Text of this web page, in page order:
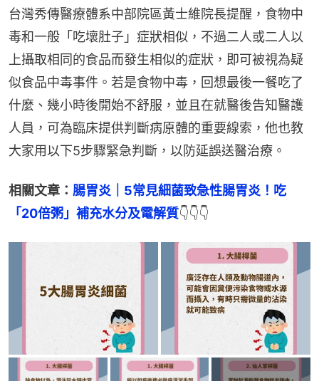
台灣秀傳醫療體系中部院區黃士維院長提醒，食物中
毒和一般「吃壞肚子」症狀相似，不過二人或二人以
上攝取相同的食品而發生相似的症狀，即可被視為疑
似食品中毒事件。若是食物中毒，回想最後一餐吃了
什麼、幾小時後開始不舒服，並且在就醫後告知醫護
人員，可為臨床提供判斷病原體的重要線索，他也教
大家用以下5步驟緊急判斷，以防延誤送醫治療。
相關文章： 腸胃炎｜5常見細菌致急性腸胃炎！吃
「20倍粥」補充水分及電解質👇👇👇